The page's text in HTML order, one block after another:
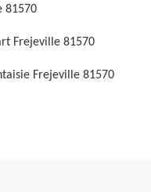
81570
Frejeville 81570
Frejeville 81570